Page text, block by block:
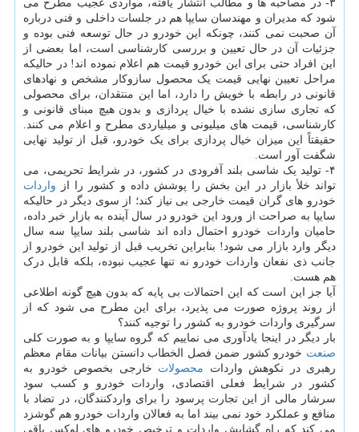
۳- در مصاحبه ها و مطالب انتشار یافته، مواردی عجیب مطرح می
شود که مدیران و مهندسان سایپا هم در جلسات داخلی و فنی درباره
آن صحبت نمی کنند، چونکه این خودرو در حال توسعه فنی بوده و
جزئیات آن در حال تعیین و بررسی کارشناسی است، اما بعضی از
این افراد حتی برای این خودرو قیمت هم اعلام نموده اند! در حالیکه
مراحل تعیین نهایی قیمت یک محصول سازوکار مشخص و نهادهای
قانونی در رابطه با خویش را دارد، اما این منتقدان، برای محصولی
که تجاری سازی نشده با خیال پردازی و بدون هیچ مبنای قانونی و
کارشناسی، قیمت های میلیونی و میلیاردی مطرح و اعلام می کنند.
حقیقتاً این میزان خیال پردازی برای یک خودرو، قبل از تولید نهایی
شگفت آور است.
۴- تولید یک شاسی بلند آفرودی در کشور، در شرایط تحریمی، می
تواند خلأ بازار در این بخش را پوشش داده و کشور را از واردات
خودرو های گران قیمت خارجی بی نیاز کند؛ از سوی دیگر در حالیکه
سایپا به صراحت از ورود این خودرو در سال آینده به بازار خبر داده،
حامیان واردات خودرو احتمال داده اند شاسی بلند سایپا سه سال
دیگر وارد بازار می شود! بنابراین تخریب قبل از تولید این خودرو از
جانب ذی نفعان واردات خودرو نه تنها عجیب نبوده، بلکه قابل درک
هم هست.
آیا جز این است که این احتمالات بی پایه که بدون هیچ گونه اطلاعی
از روند پروژه صورت می پذیرد، برای این مطرح می شود که از
سرگیری واردات خودرو به کشور را توجیه کنند؟
بار دیگر در اینجا یادآوری می نماییم که گروه سایپا و به صورت کلی
صنعت خودرو کشور ضمن فصل الخطاب دانستن بیانات مقام معظم
رهبری در نکوهش واردات محصولات خارجی بخصوص خودرو به
کشور در شرایط فعلی اقتصادی، واردات خودرو و کسب سود
سرشار مالی از این تجارت پرسود را برای واردکنندگان، در تضاد با
منافع و عملکرد خود نمی بیند اما به فعالان واردات خودرو هم گوشزد
می کند که راه گشایش واردات و ترخیص خودرو های لوکس باقی